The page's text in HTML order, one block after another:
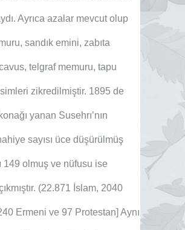
Ayrıca azalar mevcut olup
sandık emini, zabıta
telgraf memuru, tapu
zikredilmiştir. 1895 de
yanan Susehrı’nın
sayısı üce düşürülmüş
149 olmuş ve nüfusu ise
(22.871 İslam, 2040
Ermeni ve 97 Protestan] Aynı